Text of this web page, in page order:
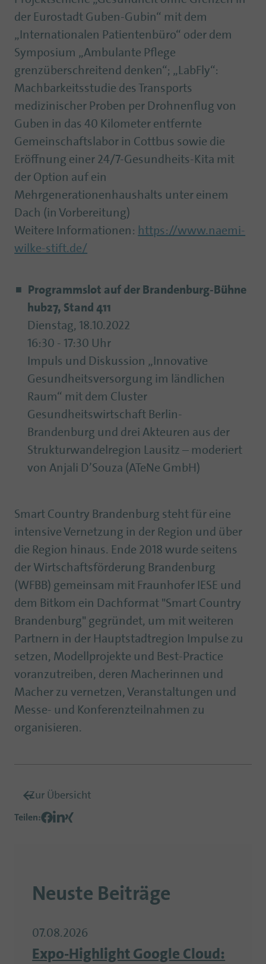
der Eurostadt Guben-Gubin“ mit dem
„Internationalen Patientenbüro“ oder dem
Symposium „Ambulante Pflege
grenzüberschreitend denken“; „LabFly“:
Machbarkeitsstudie des Transports
medizinischer Proben per Drohnenflug von
Guben in das 40 Kilometer entfernte
Gemeinschaftslabor in Cottbus sowie die
Eröffnung einer 24/7-Gesundheits-Kita mit
der Option auf ein
Mehrgenerationenhaushalts unter einem
Dach (in Vorbereitung)
Weitere Informationen: https://www.naemi-
wilke-stift.de/
Programmslot auf der Brandenburg-Bühne
hub27, Stand 411
Dienstag, 18.10.2022
16:30 - 17:30 Uhr
Impuls und Diskussion „Innovative
Gesundheitsversorgung im ländlichen
Raum“ mit dem Cluster
Gesundheitswirtschaft Berlin-
Brandenburg und drei Akteuren aus der
Strukturwandelregion Lausitz – moderiert
von Anjali D’Souza (ATeNe GmbH)
Smart Country Brandenburg steht für eine
intensive Vernetzung in der Region und über
die Region hinaus. Ende 2018 wurde seitens
der Wirtschaftsförderung Brandenburg
(WFBB) gemeinsam mit Fraunhofer IESE und
dem Bitkom ein Dachformat "Smart Country
Brandenburg" gegründet, um mit weiteren
Partnern in der Hauptstadtregion Impulse zu
setzen, Modellprojekte und Best-Practice
voranzutreiben, deren Macherinnen und
Macher zu vernetzen, Veranstaltungen und
Messe- und Konferenzteilnahmen zu
organisieren.
Zur Übersicht
Teilen:
Neuste Beiträge
07.08.2026
Expo-Highlight Google Cloud: